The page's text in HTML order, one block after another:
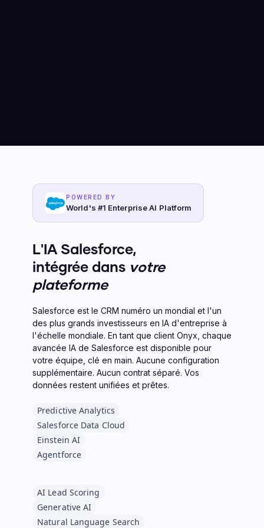
POWERED BY
World's #1 Enterprise AI Platform
L'IA Salesforce,
intégrée dans votre
plateforme
Salesforce est le CRM numéro un mondial et l'un
des plus grands investisseurs en IA d'entreprise à
l'échelle mondiale. En tant que client Onyx, chaque
avancée IA de Salesforce est disponible pour
votre équipe, clé en main. Aucune configuration
supplémentaire. Aucun contrat séparé. Vos
données restent unifiées et prêtes.
Predictive Analytics
Salesforce Data Cloud
Einstein AI
Agentforce
AI Lead Scoring
Generative AI
Natural Language Search